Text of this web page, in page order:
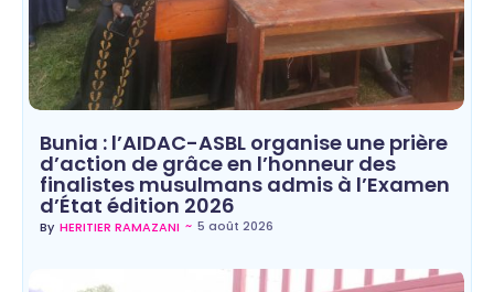
Bunia : l’AIDAC-ASBL organise une prière
d’action de grâce en l’honneur des
finalistes musulmans admis à l’Examen
d’État édition 2026
By HERITIER RAMAZANI ~ 5 août 2026